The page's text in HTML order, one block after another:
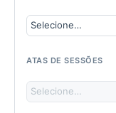
ATAS DE SESSÕES